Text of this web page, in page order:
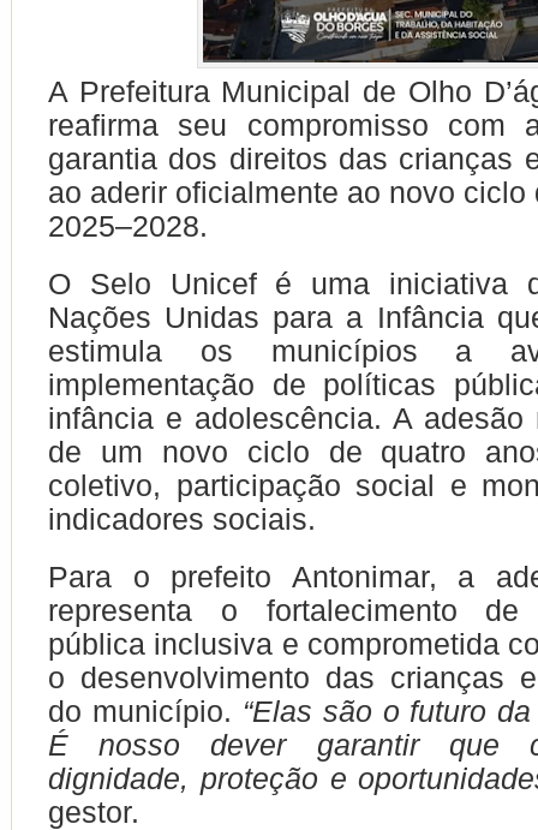
A Prefeitura Municipal de Olho
reafirma seu compromisso com
garantia dos direitos das crianças
ao aderir oficialmente ao novo ciclo
2025–2028.
O Selo Unicef é uma iniciativa
Nações Unidas para a Infância
estimula os municípios a
implementação de políticas
infância e adolescência. A
de um novo ciclo de quatro
coletivo, participação social e
indicadores sociais.
Para o prefeito Antonimar, a
representa o fortalecimento
pública inclusiva e comprometida
o desenvolvimento das crianças
do município. “Elas são o futuro
É nosso dever garantir que
dignidade, proteção e
gestor.